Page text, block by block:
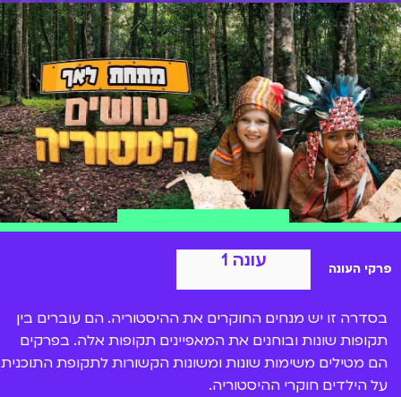
הצטרפות ל-BIGI
פרקי העונה עונה 1
בסדרה זו יש מנחים החוקרים את ההיסטוריה. הם עוברים בין
תקופות שונות ובוחנים את המאפיינים תקופות אלה. בפרקים
הם מטילים משימות שונות ומשונות הקשורות לתקופת התוכנית
על הילדים חוקרי ההיסטוריה.